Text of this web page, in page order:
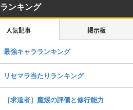
ランキング
人気記事 掲示板
最強キャラランキング
リセマラ当たりランキング
［求道者］龐煖の評価と修行能力